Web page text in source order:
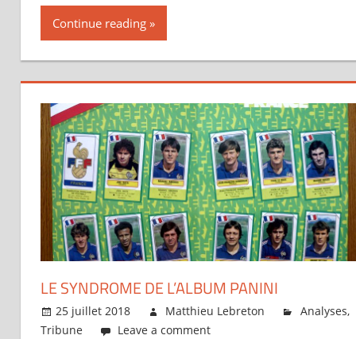
Continue reading
LE SYNDROME DE L’ALBUM PANINI
25 juillet 2018 Matthieu Lebreton Analyses,
Tribune
Leave a comment